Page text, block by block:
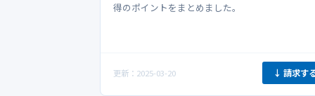
得のポイントをまとめました。
更新：2025-03-20 ↓ 請求す